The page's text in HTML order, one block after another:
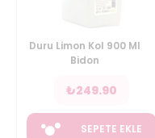
Duru Limon Kol 900 Ml
Bidon
₺249.90
SEPETE EKLE